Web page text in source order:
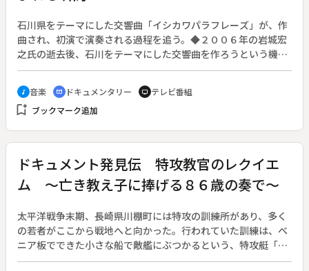
石川県をテーマにした交響曲「イシカワパラフレーズ」が、作
曲され、初演で演奏される過程を追う。◆２００６年の岩城宏
之氏の逝去後、石川をテーマにした交響曲を作ろうという機運
が県内に盛り上がる。偉大な創設者をなくしたオーケストラ・
アンサンブル金沢の将来を案じてのことだった。作曲を引き受
けた一柳慧氏の許には諸方面から「百万石の伝統文化」「地元
の音やメロディ」などと曲への要望が集まる。ニ代目音楽監督
「岩城さんを追悼するワルツを」とリクエスト。そこに能登半
島地震まで発生するが、様々な要素を組み込みながら、「交響
曲 石川」が完成していく。だが、交響曲の誕生までには、さ
らに大きな壁が待ち受けていた。一柳氏は初演を誰が務めるか
まれた曲は、指揮者と演奏者によって息を吹き込まれていく。
リハーサルを重ねて迎えた初演、作曲家と指揮者の間に生まれ
た共鳴は、まさに音楽が今という時代を切り取ったことを物語
music_note 音楽 cinematic_blur ドキュメンタリー tv テレビ番組
bookmark_add ブックマーク追加
ドキュメント発見伝 特攻教官のレクイエ
ム ～亡き教え子に捧げる８６歳の奏で～
太平洋戦争末期、長崎県川棚町には特攻の訓練所があり、多く
の若者がここから戦地へと向かった。行われていた訓練は、ベ
ニア板でできた小さな船で敵艦にぶつかるという、特攻艇「震
洋」の極秘訓練。震洋は終戦までに６２００隻がつくられ、こ